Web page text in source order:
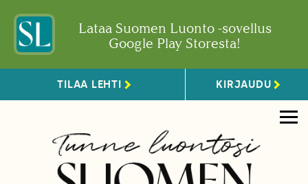
Lataa Suomen Luonto -sovellus
Google Play Storesta!
TILAA LEHTI KIRJAUDU